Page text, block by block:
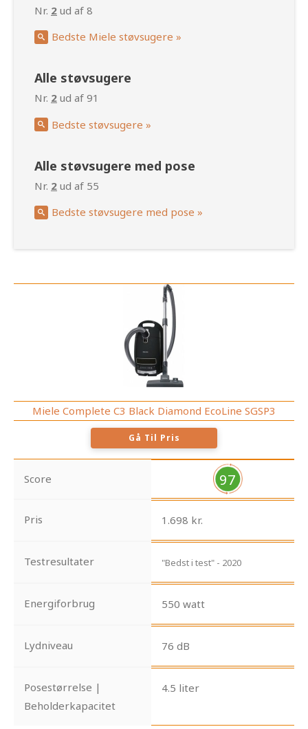
Nr. 2 ud af 8
Bedste Miele støvsugere »
Alle støvsugere
Nr. 2 ud af 91
Bedste støvsugere »
Alle støvsugere med pose
Nr. 2 ud af 55
Bedste støvsugere med pose »
Miele Complete C3 Black Diamond EcoLine SGSP3
Gå Til Pris
Score 97
Pris 1.698 kr.
Testresultater "Bedst i test" - 2020
Energiforbrug 550 watt
Lydniveau 76 dB
Posestørrelse |
Beholderkapacitet
4.5 liter